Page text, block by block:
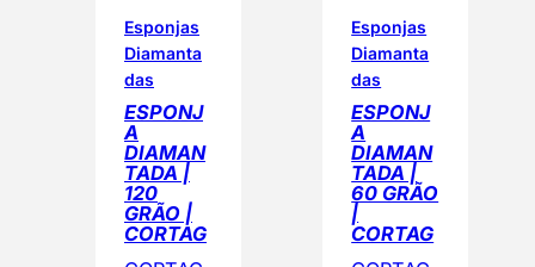
Esponjas
Diamanta
das
ESPONJ
A
DIAMAN
TADA |
120
GRÃO |
CORTAG
Esponjas
Diamanta
das
ESPONJ
A
DIAMAN
TADA |
60 GRÃO
|
CORTAG